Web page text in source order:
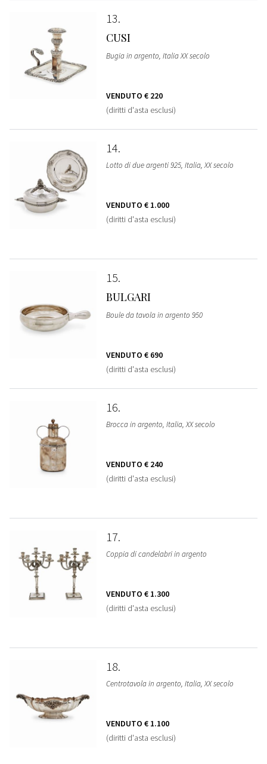
13
CUSI
Bugia in argento, Italia XX secolo
VENDUTO € 220
(diritti d'asta esclusi)
14
Lotto di due argenti 925, Italia, XX secolo
VENDUTO € 1.000
(diritti d'asta esclusi)
15
BULGARI
Boule da tavola in argento 950
VENDUTO € 690
(diritti d'asta esclusi)
16
Brocca in argento, Italia, XX secolo
VENDUTO € 240
(diritti d'asta esclusi)
17
Coppia di candelabri in argento
VENDUTO € 1.300
(diritti d'asta esclusi)
18
Centrotavola in argento, Italia, XX secolo
VENDUTO € 1.100
(diritti d'asta esclusi)